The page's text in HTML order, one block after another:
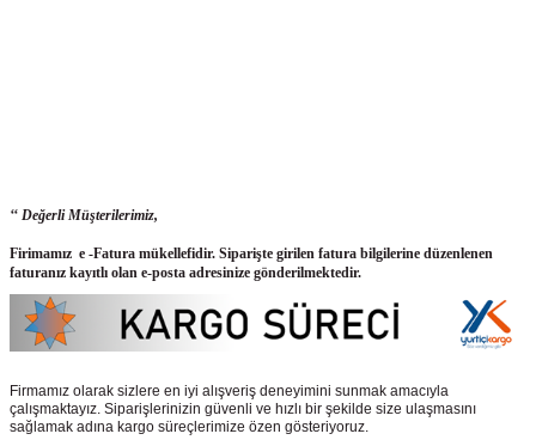
‘‘ Değerli Müşterilerimiz,
Firimamız e -Fatura mükellefidir. Siparişte girilen fatura bilgilerine düzenlenen
faturanız kayıtlı olan e-posta adresinize gönderilmektedir.
Firmamız olarak sizlere en iyi alışveriş deneyimini sunmak amacıyla
çalışmaktayız. Siparişlerinizin güvenli ve hızlı bir şekilde size ulaşmasını
sağlamak adına kargo süreçlerimize özen gösteriyoruz.